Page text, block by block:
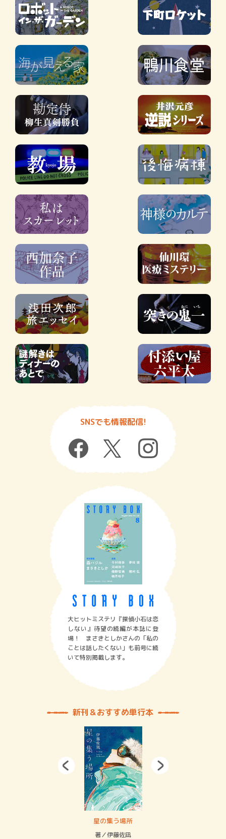
SNSでも情報配信!
大ヒットミステリ『探偵小石は恋
しない』待望の続編が本誌に登
場！ まさきとしかさんの「私の
ことは話したくない」も前号に続
いて特別掲載します。
新刊＆おすすめ単行本
星の集う場所
著／伊藤佐凪